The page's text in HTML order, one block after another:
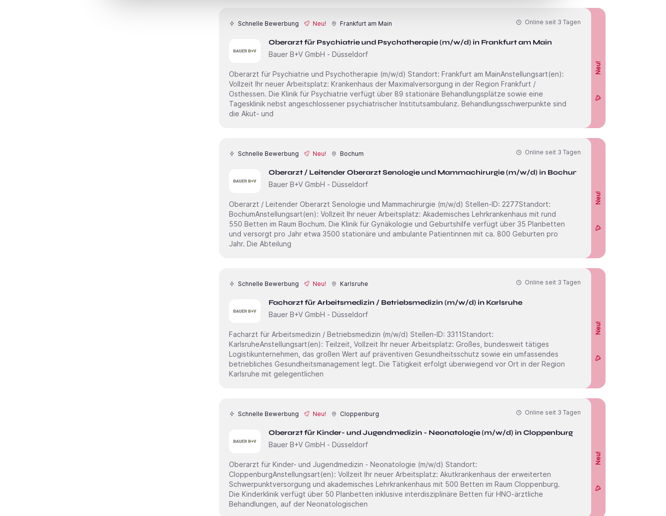
Schnelle Bewerbung Neu! Frankfurt am Main
Oberarzt für Psychiatrie und Psychotherapie (m/w/d) in Frankfurt am Main
Bauer B+V GmbH - Düsseldorf
Neu!
Online seit 3 Tagen
Oberarzt für Psychiatrie und Psychotherapie (m/w/d) Standort: Frankfurt am MainAnstellungsart(en):
Vollzeit Ihr neuer Arbeitsplatz: Krankenhaus der Maximalversorgung in der Region Frankfurt /
Osthessen. Die Klinik für Psychiatrie verfügt über 89 stationäre Behandlungsplätze sowie eine
Tagesklinik nebst angeschlossener psychiatrischer Institutsambulanz. Behandlungsschwerpunkte sind
die Akut- und
Schnelle Bewerbung Neu! Bochum
Oberarzt / Leitender Oberarzt Senologie und Mammachirurgie (m/w/d) in Bochum
Bauer B+V GmbH - Düsseldorf
Neu!
Online seit 3 Tagen
Oberarzt / Leitender Oberarzt Senologie und Mammachirurgie (m/w/d) Stellen-ID: 2277Standort:
BochumAnstellungsart(en): Vollzeit Ihr neuer Arbeitsplatz: Akademisches Lehrkrankenhaus mit rund
550 Betten im Raum Bochum. Die Klinik für Gynäkologie und Geburtshilfe verfügt über 35 Planbetten
und versorgt pro Jahr etwa 3500 stationäre und ambulante Patientinnen mit ca. 800 Geburten pro
Jahr. Die Abteilung
Schnelle Bewerbung Neu! Karlsruhe
Facharzt für Arbeitsmedizin / Betriebsmedizin (m/w/d) in Karlsruhe
Bauer B+V GmbH - Düsseldorf
Neu!
Online seit 3 Tagen
Facharzt für Arbeitsmedizin / Betriebsmedizin (m/w/d) Stellen-ID: 3311Standort:
KarlsruheAnstellungsart(en): Teilzeit, Vollzeit Ihr neuer Arbeitsplatz: Großes, bundesweit tätiges
Logistikunternehmen, das großen Wert auf präventiven Gesundheitsschutz sowie ein umfassendes
betriebliches Gesundheitsmanagement legt. Die Tätigkeit erfolgt überwiegend vor Ort in der Region
Karlsruhe mit gelegentlichen
Schnelle Bewerbung Neu! Cloppenburg
Oberarzt für Kinder- und Jugendmedizin - Neonatologie (m/w/d) in Cloppenburg
Bauer B+V GmbH - Düsseldorf
Neu!
Online seit 3 Tagen
Oberarzt für Kinder- und Jugendmedizin - Neonatologie (m/w/d) Standort:
CloppenburgAnstellungsart(en): Vollzeit Ihr neuer Arbeitsplatz: Akutkrankenhaus der erweiterten
Schwerpunktversorgung und akademisches Lehrkrankenhaus mit 500 Betten im Raum Cloppenburg.
Die Kinderklinik verfügt über 50 Planbetten inklusive interdisziplinäre Betten für HNO-ärztliche
Behandlungen, auf der Neonatologischen